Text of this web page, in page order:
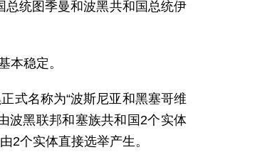
统图季曼和波黑共和国总统伊
本稳定。
式名称为“波斯尼亚和黑塞哥维
波黑联邦和塞族共和国2个实体
2个实体直接选举产生。